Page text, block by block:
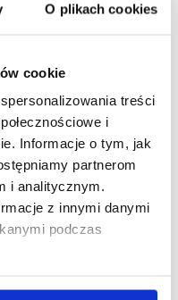
O plikach cookies
cookie
treści
i
Informacje o tym, jak
partnerom
i analitycznym.
z innymi danymi
podczas
będzie
3000 zł miesięcznie
od października